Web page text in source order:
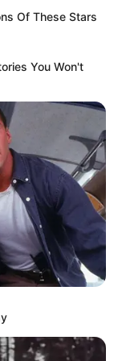
Of These Stars
You Won't